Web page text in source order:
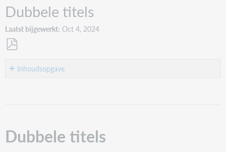
Dubbele titels
Laatst bijgewerkt Oct 4, 2024
als Inhoudsopgave
de
keuze
Dubbele titels